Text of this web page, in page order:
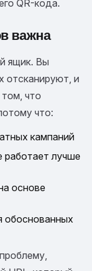
QR-кода.
важна
ящик. Вы
отсканируют, и
что
что:
кампаний
работает лучше
основе
обоснованных